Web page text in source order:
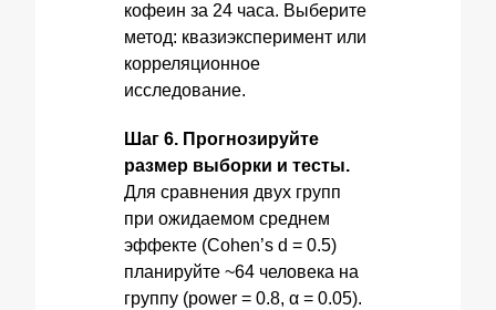
кофеин за 24 часа. Выберите
метод: квазиэксперимент или
корреляционное
исследование.
Шаг 6. Прогнозируйте
размер выборки и тесты.
Для сравнения двух групп
при ожидаемом среднем
эффекте (Cohen’s d = 0.5)
планируйте ~64 человека на
группу (power = 0.8, α = 0.05).